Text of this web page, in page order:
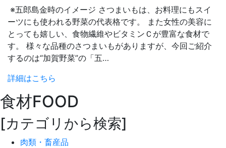
※五郎島金時のイメージ さつまいもは、お料理にもスイ
ーツにも使われる野菜の代表格です。 また女性の美容に
とっても嬉しい、食物繊維やビタミンＣが豊富な食材で
す。 様々な品種のさつまいもがありますが、今回ご紹介
するのは“加賀野菜”の「五…
詳細はこちら
食材FOOD
[カテゴリから検索]
肉類・畜産品